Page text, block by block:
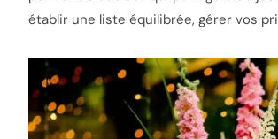
établir une liste équilibrée, gérer vos